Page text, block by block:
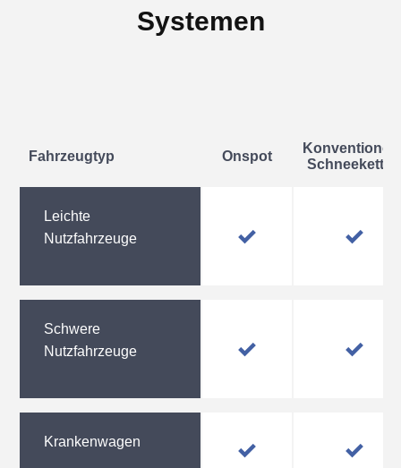
Systemen
Fahrzeugtyp Onspot
Schneeketten
Leichte
Nutzfahrzeuge
Schwere
Nutzfahrzeuge
Krankenwagen